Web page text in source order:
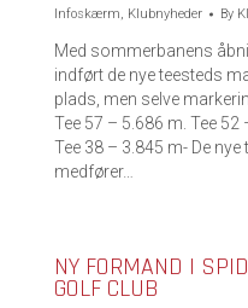
Infoskærm, Klubnyheder By
Med sommerbanens
indført de nye teesteds
plads, men selve
Tee 57 – 5.686 m. Tee 52
Tee 38 – 3.845 m- De
medfører…
NY FORMAND I
GOLF CLUB